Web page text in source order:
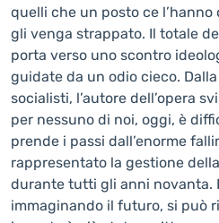
quelli che un posto ce
gli venga strappato. Il totale
porta verso uno scontro
guidate da un odio cieco.
socialisti, l’autore dell’opera
per nessuno di noi, oggi, è
prende i passi dall’enorme
rappresentato la gestione
durante tutti gli anni novanta.
immaginando il futuro, si può